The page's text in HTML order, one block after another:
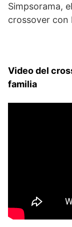
Simpsorama,
crossover con
Video del
familia